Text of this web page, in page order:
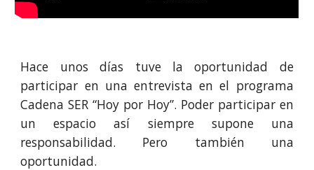
Hace unos días tuve la oportunidad de
participar en una entrevista en el programa
Cadena SER “Hoy por Hoy”. Poder participar en
un espacio así siempre supone una
responsabilidad. Pero también una
oportunidad.